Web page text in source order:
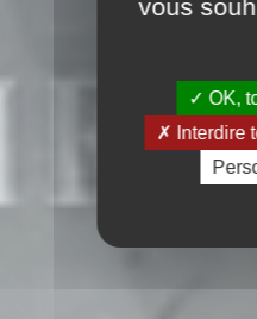
vous
OK,
Interdire